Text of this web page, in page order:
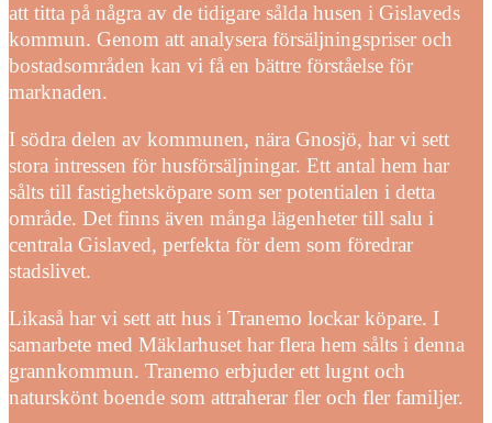
att titta på några av de tidigare sålda husen i Gislaveds
kommun. Genom att analysera försäljningspriser och
bostadsområden kan vi få en bättre förståelse för
marknaden.
I södra delen av kommunen, nära Gnosjö, har vi sett
stora intressen för husförsäljningar. Ett antal hem har
sålts till fastighetsköpare som ser potentialen i detta
område. Det finns även många lägenheter till salu i
centrala Gislaved, perfekta för dem som föredrar
stadslivet.
Likaså har vi sett att hus i Tranemo lockar köpare. I
samarbete med Mäklarhuset har flera hem sålts i denna
grannkommun. Tranemo erbjuder ett lugnt och
naturskönt boende som attraherar fler och fler familjer.